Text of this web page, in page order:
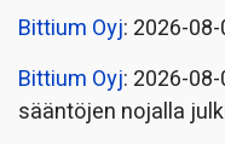
Bittium Oyj: 2026-
Bittium Oyj: 2026-
sääntöjen nojalla